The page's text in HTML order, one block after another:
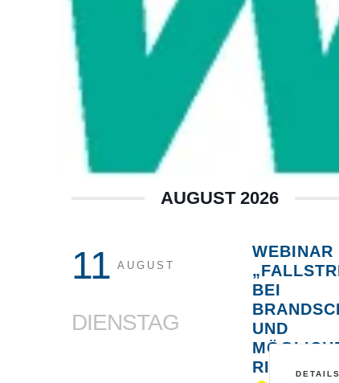
AUGUST 2026
11 AUGUST
DIENSTAG
WEBINAR
BEI
UND
RISIKEN“
DETAILS